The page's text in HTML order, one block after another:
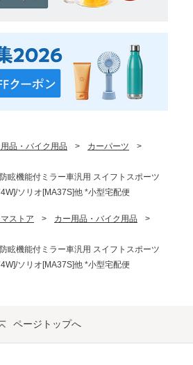
品・バイク用品 > カーパーツ
>
眩機能付ミラー車汎用 スイフトスポーツ
ソリオ[MA37S]他 *小型宅配便
ストア > カー用品・バイク用品
>
眩機能付ミラー車汎用 スイフトスポーツ
ソリオ[MA37S]他 *小型宅配便
ページトップへ